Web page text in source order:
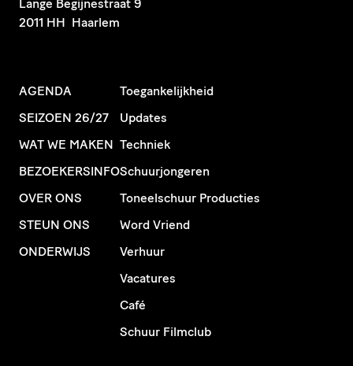
​Lange Begijnestraat 9
2011 HH Haarlem
AGENDA
SEIZOEN 26/27
WAT WE MAKEN
BEZOEKERSINFO
OVER ONS
STEUN ONS
ONDERWIJS
Toegankelijkheid
Updates
Techniek
Schuurjongeren
Toneelschuur Producties
Word Vriend
Verhuur
Vacatures
Café
Schuur Filmclub